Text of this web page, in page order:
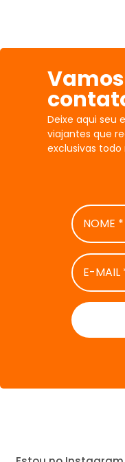
Deixe aqui seu
viajantes que
exclusivas todo
NOME
*
E-
MAIL
*